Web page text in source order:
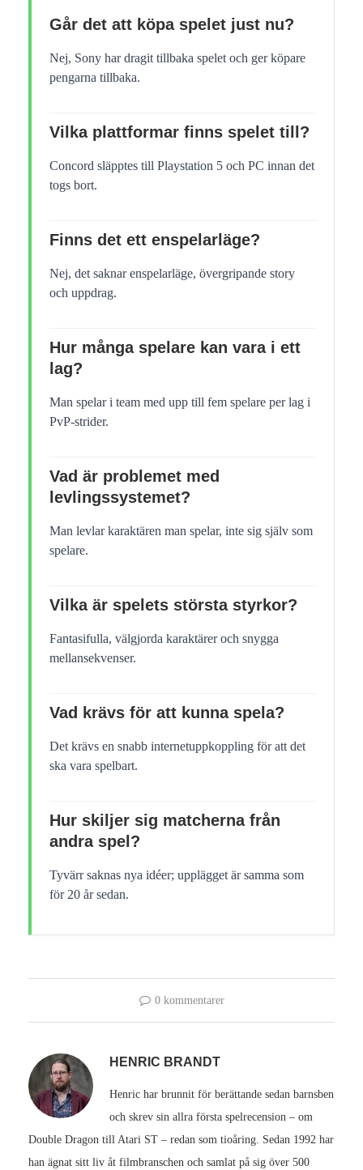
Går det att köpa spelet just nu?
Nej, Sony har dragit tillbaka spelet och ger köpare
pengarna tillbaka.
Vilka plattformar finns spelet till?
Concord släpptes till Playstation 5 och PC innan det
togs bort.
Finns det ett enspelarläge?
Nej, det saknar enspelarläge, övergripande story
och uppdrag.
Hur många spelare kan vara i ett
lag?
Man spelar i team med upp till fem spelare per lag i
PvP-strider.
Vad är problemet med
levlingssystemet?
Man levlar karaktären man spelar, inte sig själv som
spelare.
Vilka är spelets största styrkor?
Fantasifulla, välgjorda karaktärer och snygga
mellansekvenser.
Vad krävs för att kunna spela?
Det krävs en snabb internetuppkoppling för att det
ska vara spelbart.
Hur skiljer sig matcherna från
andra spel?
Tyvärr saknas nya idéer; upplägget är samma som
för 20 år sedan.
0 kommentarer
HENRIC BRANDT
Henric har brunnit för berättande sedan barnsben
och skrev sin allra första spelrecension – om
Double Dragon till Atari ST – redan som tioåring. Sedan 1992 har
han ägnat sitt liv åt filmbranschen och samlat på sig över 500